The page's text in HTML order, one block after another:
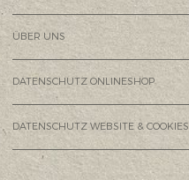
ÜBER UNS
DATENSCHUTZ ONLINESHOP
DATENSCHUTZ WEBSITE & COOKIES